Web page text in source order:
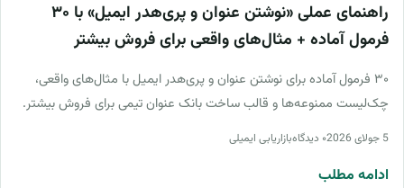
راهنمای عملی «نوشتن عنوان و پری‌هدر ایمیل» با ۳۰
فرمول آماده + مثال‌های واقعی برای فروش بیشتر
۳۰ فرمول آماده برای نوشتن عنوان و پری‌هدر ایمیل با مثال‌های واقعی،
چک‌لیست ممنوعه‌ها و قالب ساخت بانک عنوان تیمی برای فروش بیشتر.
5 جولای 2026 ۰ دیدگاه بازاریابی ایمیلی
ادامه مطلب